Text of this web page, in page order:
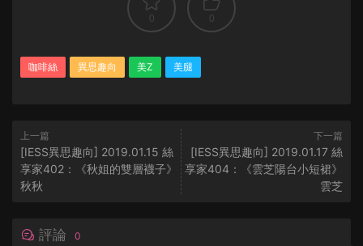
0 0
咖啡絲 異思趣向 美Z 美腿
上一篇
[IESS異思趣向] 2019.01.15 絲
享家402：《秋姐的雙層襪子》
秋秋
下一篇
[IESS異思趣向] 2019.01.17 絲
享家404：《雲芝陽台小短裙》
雲芝
評論 0